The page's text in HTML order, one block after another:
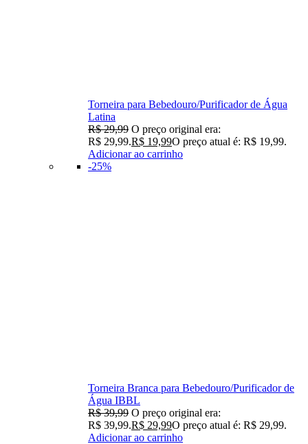
Torneira para Bebedouro/Purificador de Água
Latina
R$29,99 O preço original era:
R$ 29,99.R$ 19,99O preço atual é: R$ 19,99.
Adicionar ao carrinho
-25%
Torneira Branca para Bebedouro/Purificador de
Água IBBL
R$39,99 O preço original era:
R$ 39,99.R$ 29,99O preço atual é: R$ 29,99.
Adicionar ao carrinho